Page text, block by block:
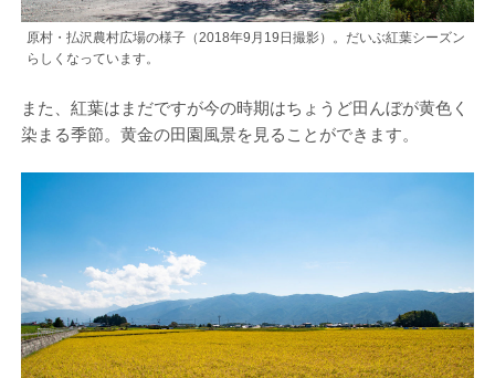
原村・払沢農村広場の様子（2018年9月19日撮影）。だいぶ紅葉シーズン
らしくなっています。
また、紅葉はまだですが今の時期はちょうど田んぼが黄色く
染まる季節。黄金の田園風景を見ることができます。